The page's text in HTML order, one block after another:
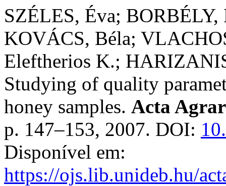
SZÉLES, Éva;
KOVÁCS, Béla;
Eleftherios K.;
Studying of quality
honey samples. Acta
p. 147–153, 2007. DOI:
Disponível em:
https://ojs.lib.unideb.hu/